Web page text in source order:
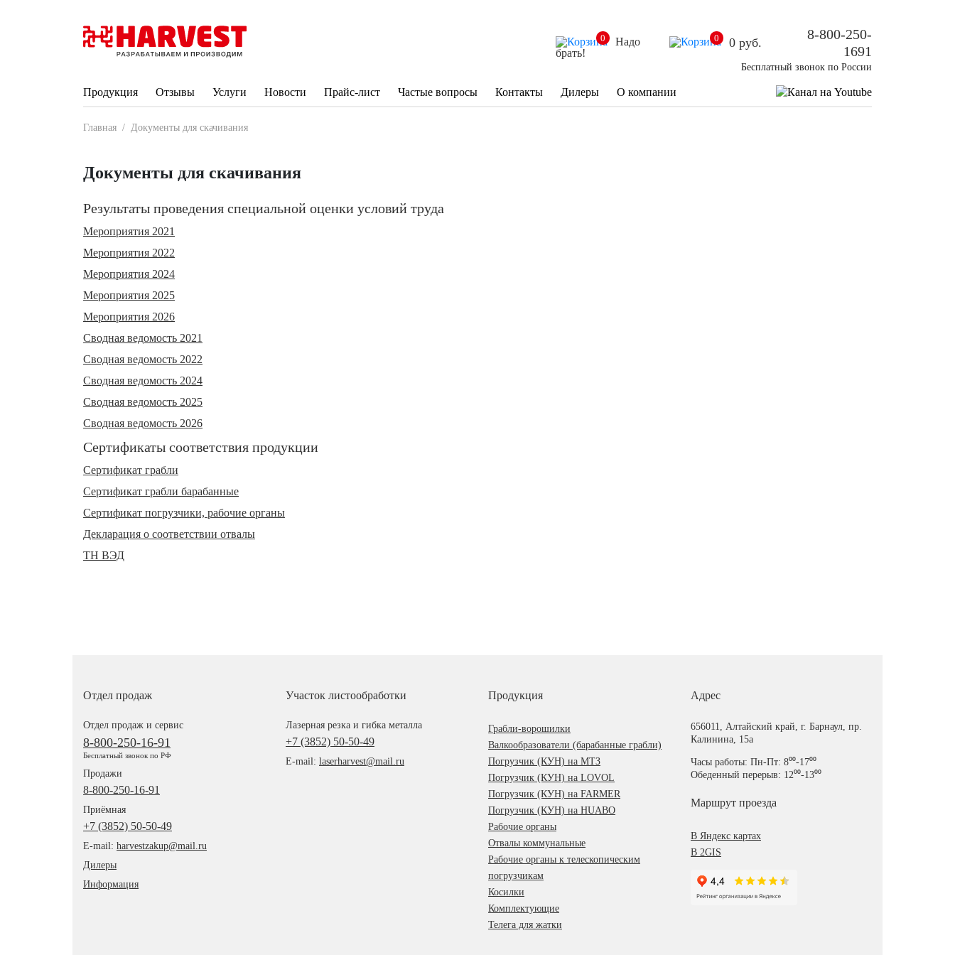
0
Надо
брать!
0 0 руб.
8-800-250-
1691
Бесплатный звонок по России
Продукция Отзывы Услуги Новости Прайс-лист Частые вопросы Контакты Дилеры О компании
Главная / Документы для скачивания
Документы для скачивания
Результаты проведения специальной оценки условий труда
Мероприятия 2021
Мероприятия 2022
Мероприятия 2024
Мероприятия 2025
Мероприятия 2026
Сводная ведомость 2021
Сводная ведомость 2022
Сводная ведомость 2024
Сводная ведомость 2025
Сводная ведомость 2026
Сертификаты соответствия продукции
Сертификат грабли
Сертификат грабли барабанные
Сертификат погрузчики, рабочие органы
Декларация о соответствии отвалы
ТН ВЭД
Отдел продаж
Отдел продаж и сервис
8-800-250-16-91
Бесплатный звонок по РФ
Продажи
8-800-250-16-91
Приёмная
+7 (3852) 50-50-49
E-mail: harvestzakup@mail.ru
Дилеры
Информация
Участок листообработки
Лазерная резка и гибка металла
+7 (3852) 50-50-49
E-mail: laserharvest@mail.ru
Продукция
Грабли-ворошилки
Валкообразователи (барабанные грабли)
Погрузчик (КУН) на МТЗ
Погрузчик (КУН) на LOVOL
Погрузчик (КУН) на FARMER
Погрузчик (КУН) на HUABO
Рабочие органы
Отвалы коммунальные
Рабочие органы к телескопическим
погрузчикам
Косилки
Комплектующие
Телега для жатки
Адрес
656011, Алтайский край, г. Барнаул, пр.
Калинина, 15а
Часы работы: Пн-Пт: 8⁰⁰-17⁰⁰
Обеденный перерыв: 12⁰⁰-13⁰⁰
Маршрут проезда
В Яндекс картах
В 2GIS